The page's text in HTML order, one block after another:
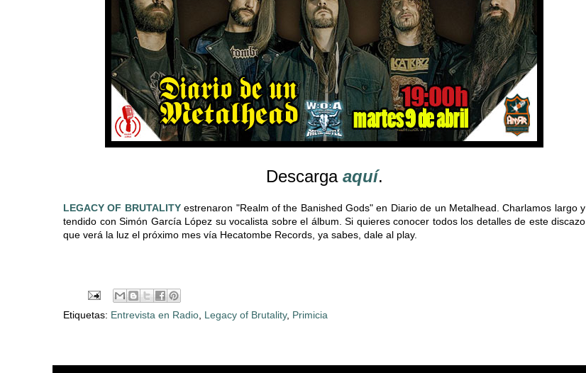
Descarga aquí.
LEGACY OF BRUTALITY estrenaron "Realm of the Banished Gods" en Diario de un Metalhead. Charlamos largo y
tendido con Simón García López su vocalista sobre el álbum. Si quieres conocer todos los detalles de este discazo
que verá la luz el próximo mes vía Hecatombe Records, ya sabes, dale al play.
Etiquetas: Entrevista en Radio, Legacy of Brutality, Primicia